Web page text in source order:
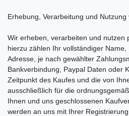
Erhebung, Verarbeitung und
Wir erheben, verarbeiten und nutzen
hierzu zählen Ihr vollständiger
Adresse, je nach gewählter
Bankverbindung, Paypal Daten oder
Zeitpunkt des Kaufes und die von
ausschließlich für die
Ihnen und uns geschlossenen
werden an uns mit Ihrer